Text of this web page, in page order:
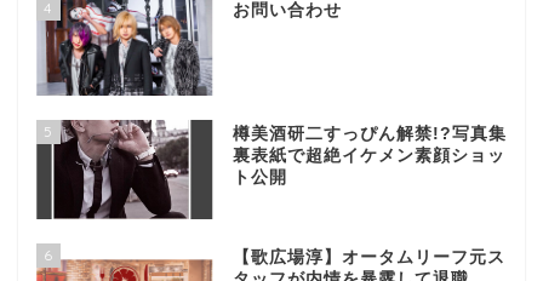
4 お問い合わせ
5
樽美酒研二すっぴん解禁!?写真集
裏表紙で超絶イケメン素顔ショッ
ト公開
6
【歌広場淳】オータムリーフ元ス